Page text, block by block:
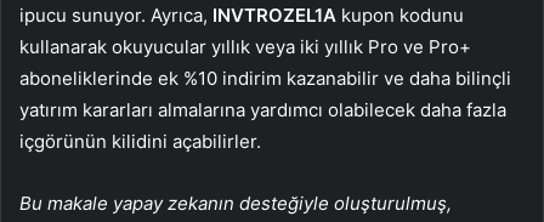
ipucu sunuyor. Ayrıca, INVTROZEL1A kupon kodunu
kullanarak okuyucular yıllık veya iki yıllık Pro ve Pro+
aboneliklerinde ek %10 indirim kazanabilir ve daha bilinçli
yatırım kararları almalarına yardımcı olabilecek daha fazla
içgörünün kilidini açabilirler.
Bu makale yapay zekanın desteğiyle oluşturulmuş,